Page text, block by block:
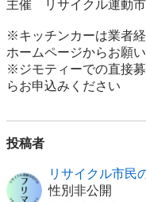
主催　リサイクル運動
※キッチンカーは業者
ホームページからお願
※ジモティーでの直接
投稿者
リサイクル市民
性別非公開